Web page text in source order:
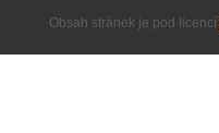
Obsah stránek je pod licencí